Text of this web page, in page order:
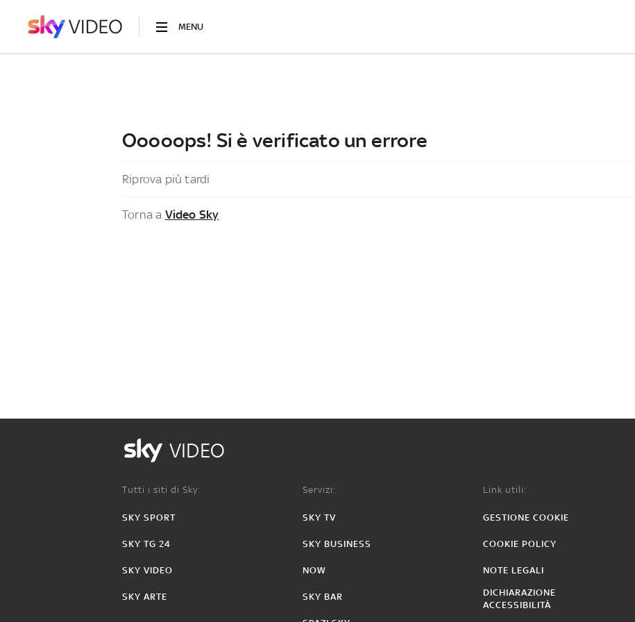
MENU
Ooooops! Si è verificato un errore
Riprova più tardi
Torna a Video Sky
VIDEO
Tutti i siti di Sky:
SKY SPORT
SKY TG 24
SKY VIDEO
SKY ARTE
Servizi:
SKY TV
SKY BUSINESS
NOW
SKY BAR
Link utili:
GESTIONE COOKIE
COOKIE POLICY
NOTE LEGALI
DICHIARAZIONE
ACCESSIBILITÀ